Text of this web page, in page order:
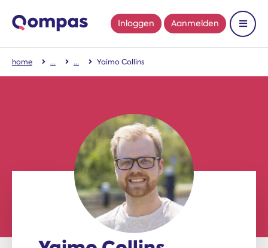
Inloggen Aanmelden
Toon
home Yaimo Collins